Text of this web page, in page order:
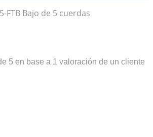
5 en base a 1 valoración de un cliente